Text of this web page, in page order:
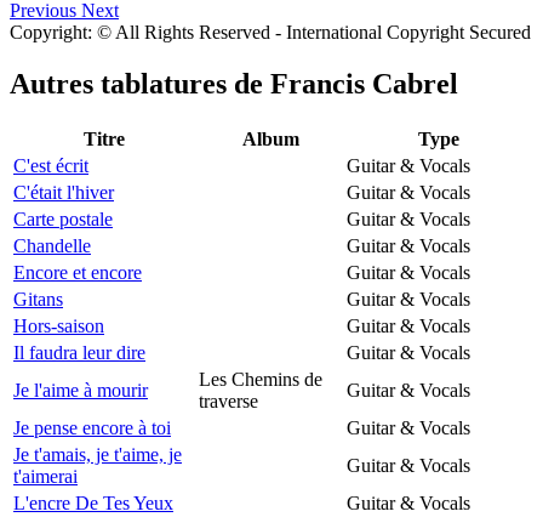
Previous Next
Copyright: © All Rights Reserved - International Copyright Secured
Autres tablatures de Francis Cabrel
Titre Album
Type
C'est écrit
Guitar & Vocals
C'était l'hiver
Guitar & Vocals
Carte postale
Guitar & Vocals
Chandelle
Guitar & Vocals
Encore et encore
Guitar & Vocals
Gitans
Guitar & Vocals
Hors-saison
Guitar & Vocals
Il faudra leur dire
Guitar & Vocals
Je l'aime à mourir
Les Chemins de
traverse
Guitar & Vocals
Je pense encore à toi
Guitar & Vocals
Je t'amais, je t'aime, je
t'aimerai
Guitar & Vocals
L'encre De Tes Yeux
Guitar & Vocals